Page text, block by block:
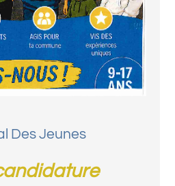
Des Jeunes